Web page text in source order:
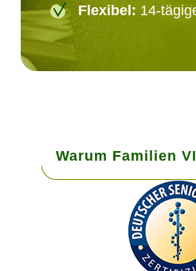
Flexibel: 14-
Warum Familien